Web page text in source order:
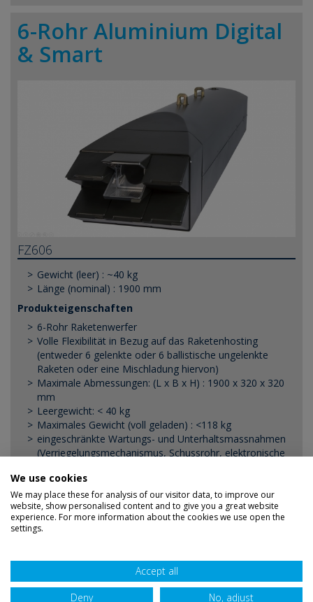
6-Rohr Aluminium Digital
& Smart
FZ606
Gewicht (leer) : ~40 kg
Länge (nominal) : 1900 mm
Produkteigenschaften
6-Rohr Raketenwerfer
Volle Flexibilität in Bezug auf das Raketenhosting
(entweder 6 gelenkte oder 6 ballistische ungelenkte
Raketen oder eine Mischladung hiervon)
Maximale Abmessungen: (L x B x H) : 1900 x 320 x 320
mm
Leergewicht: < 40 kg
Maximales Gewicht (voll geladen) : <118 kg
eingeschränkte Wartungs- und Unterhaltsmassnahmen
(Verriegelungsmechanismus, Schussrohr, elektronische
Lebensdauer/Halybarheit : bis zu 30 Jahre und 6000
Flugstunden mit einer Mid-Life-Überholung
Datenschutz
AGB
Verdienst Zugänglichkeit
We use cookies
We may place these for analysis of our visitor data, to improve our
website, show personalised content and to give you a great website
experience. For more information about the cookies we use open the
settings.
Accept all
Deny
No, adjust